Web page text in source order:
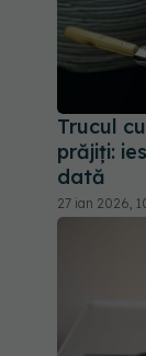
Trucul
prăjiți:
dată
27 ian 2026,